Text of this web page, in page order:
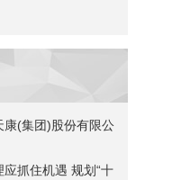
康(集团)股份有限公
抓住机遇 规划“十